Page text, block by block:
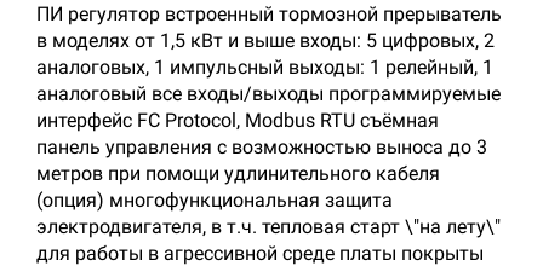
ПИ регулятор встроенный тормозной прерыватель
в моделях от 1,5 кВт и выше входы: 5 цифровых, 2
аналоговых, 1 импульсный выходы: 1 релейный, 1
аналоговый все входы/выходы программируемые
интерфейс FC Protocol, Modbus RTU съёмная
панель управления с возможностью выноса до 3
метров при помощи удлинительного кабеля
(опция) многофункциональная защита
электродвигателя, в т.ч. тепловая старт \"на лету\"
для работы в агрессивной среде платы покрыты